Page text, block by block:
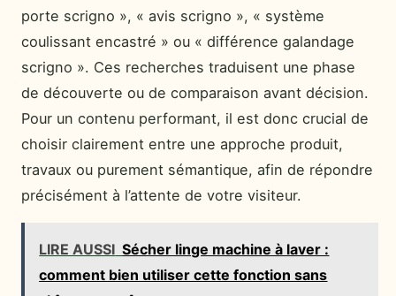
porte scrigno », « avis scrigno », « système
coulissant encastré » ou « différence galandage
scrigno ». Ces recherches traduisent une phase
de découverte ou de comparaison avant décision.
Pour un contenu performant, il est donc crucial de
choisir clairement entre une approche produit,
travaux ou purement sémantique, afin de répondre
précisément à l’attente de votre visiteur.
LIRE AUSSI Sécher linge machine à laver :
comment bien utiliser cette fonction sans